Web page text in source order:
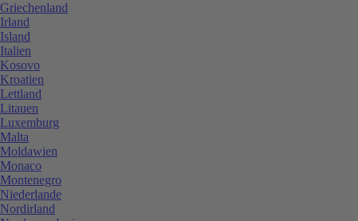
Griechenland
Irland
Island
Italien
Kosovo
Kroatien
Lettland
Litauen
Luxemburg
Malta
Moldawien
Monaco
Montenegro
Niederlande
Nordirland